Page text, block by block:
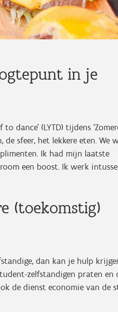
in je
dance’ (LYTD) tijdens
de sfeer, het lekkere eten. We
Ik had mijn laatste
een boost. Ik werk
(toekomstig)
dan kan je hulp
zelfstandigen praten en
de dienst economie van de